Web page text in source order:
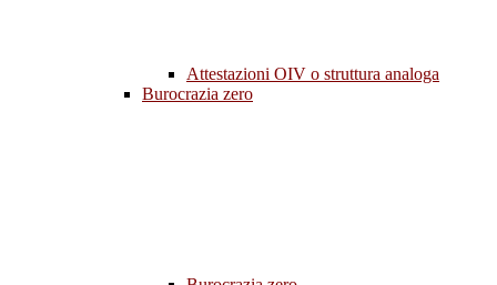
Attestazioni OIV o struttura analoga
Burocrazia zero